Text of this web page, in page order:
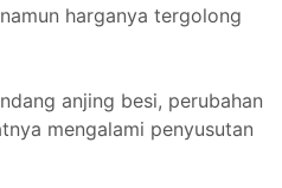
harganya tergolong
anjing besi, perubahan
mengalami penyusutan